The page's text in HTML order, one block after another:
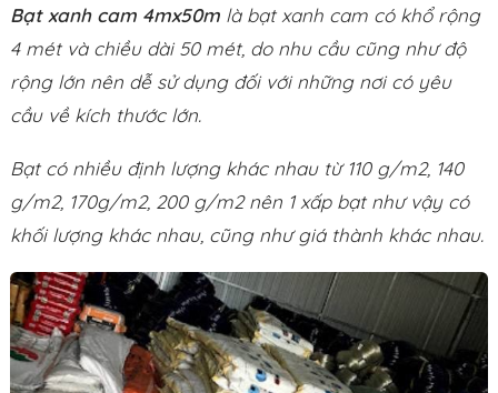
Bạt xanh cam 4mx50m là bạt xanh cam có khổ rộng
4 mét và chiều dài 50 mét, do nhu cầu cũng như độ
rộng lớn nên dễ sử dụng đối với những nơi có yêu
cầu về kích thước lớn.
Bạt có nhiều định lượng khác nhau từ 110 g/m2, 140
g/m2, 170g/m2, 200 g/m2 nên 1 xấp bạt như vậy có
khối lượng khác nhau, cũng như giá thành khác nhau.